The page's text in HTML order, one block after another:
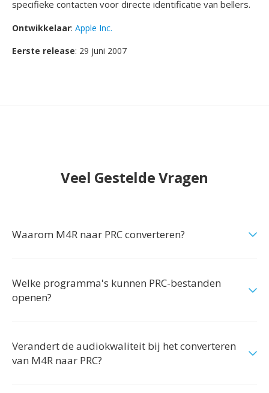
specifieke contacten voor directe identificatie van bellers.
Ontwikkelaar: Apple Inc.
Eerste release: 29 juni 2007
Veel Gestelde Vragen
Waarom M4R naar PRC converteren?
Welke programma's kunnen PRC-bestanden
openen?
Verandert de audiokwaliteit bij het converteren
van M4R naar PRC?